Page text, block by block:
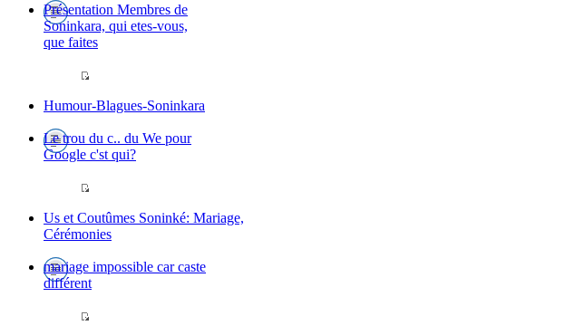
Présentation Membres de
Soninkara, qui etes-vous,
que faites
Humour-Blagues-Soninkara
Le trou du c.. du We pour
Google c'st qui?
Us et Coutûmes Soninké: Mariage,
Cérémonies
mariage impossible car caste
différent